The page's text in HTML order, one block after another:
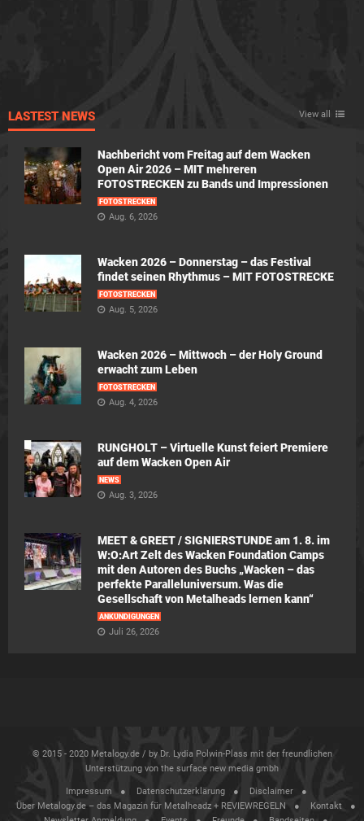
LASTEST NEWS View all
Nachbericht vom Freitag auf dem Wacken
Open Air 2026 – MIT mehreren
FOTOSTRECKEN zu Bands und Impressionen
FOTOSTRECKEN
Aug. 6, 2026
Wacken 2026 – Donnerstag – das Festival
findet seinen Rhythmus – MIT FOTOSTRECKE
FOTOSTRECKEN
Aug. 5, 2026
Wacken 2026 – Mittwoch – der Holy Ground
erwacht zum Leben
FOTOSTRECKEN
Aug. 4, 2026
RUNGHOLT – Virtuelle Kunst feiert Premiere
auf dem Wacken Open Air
NEWS
Aug. 3, 2026
MEET & GREET / SIGNIERSTUNDE am 1. 8. im
W:O:Art Zelt des Wacken Foundation Camps
mit den Autoren des Buchs „Wacken – das
perfekte Paralleluniversum. Was die
Gesellschaft von Metalheads lernen kann“
ANKÜNDIGUNGEN
Juli 26, 2026
© 2015 - 2020 Metalogy.de / by Dr. Lydia Polwin-Plass mit der freundlichen
Unterstützung von the surface new media gmbh
Impressum Datenschutzerklärung
Disclaimer
Über Metalogy.de – das Magazin für Metalheadz + REVIEWREGELN
Kontakt